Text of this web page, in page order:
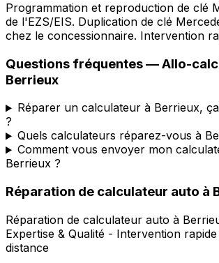
Programmation et reproduction de clé
de l'EZS/EIS. Duplication de clé
chez le concessionnaire. Intervention
Questions fréquentes —Allo-
Berrieux
Réparer un calculateur à Berrieux,
?
Quels calculateurs réparez-vous à
Comment vous envoyer mon
Berrieux ?
Réparation de calculateur auto à
Réparation de calculateur auto à
Expertise & Qualité - Intervention
distance